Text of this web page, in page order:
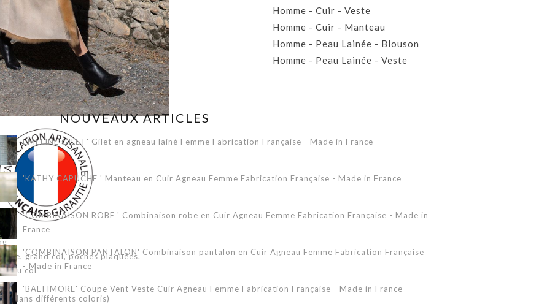
grand col, poches plaquées.
au col
dans différents coloris)
Homme - Cuir - Veste
Homme - Cuir - Manteau
Homme - Peau Lainée - Blouson
Homme - Peau Lainée - Veste
Femme - Peau lainée - Coupe Vent
Pantalon
NOUVEAUX ARTICLES
EMELINE GILET' Gilet en agneau lainé Femme Fabrication Française - Made in France
'KATHY CAPUCHE ' Manteau en Cuir Agneau Femme Fabrication Française - Made in France
'COMBINAISON ROBE ' Combinaison robe en Cuir Agneau Femme Fabrication Française - Made in
France
'COMBINAISON PANTALON' Combinaison pantalon en Cuir Agneau Femme Fabrication Française
- Made in France
'BALTIMORE' Coupe Vent Veste Cuir Agneau Femme Fabrication Française - Made in France